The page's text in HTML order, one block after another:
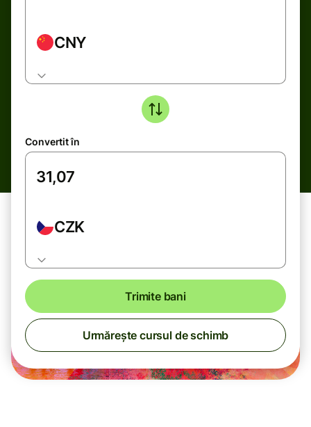
CNY
Convertit în
CZK
Trimite bani
Urmărește cursul de schimb